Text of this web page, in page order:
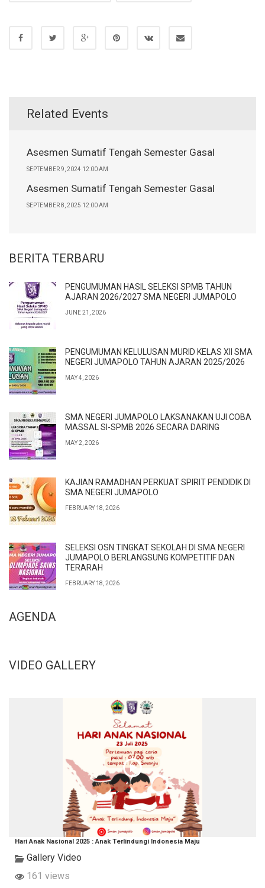
Related Events
Asesmen Sumatif Tengah Semester Gasal
SEPTEMBER 9, 2024 12:00 AM
Asesmen Sumatif Tengah Semester Gasal
SEPTEMBER 8, 2025 12:00 AM
BERITA TERBARU
PENGUMUMAN HASIL SELEKSI SPMB TAHUN
AJARAN 2026/2027 SMA NEGERI JUMAPOLO
JUNE 21, 2026
PENGUMUMAN KELULUSAN MURID KELAS XII SMA
NEGERI JUMAPOLO TAHUN AJARAN 2025/2026
MAY 4, 2026
SMA NEGERI JUMAPOLO LAKSANAKAN UJI COBA
MASSAL SI-SPMB 2026 SECARA DARING
MAY 2, 2026
KAJIAN RAMADHAN PERKUAT SPIRIT PENDIDIK DI
SMA NEGERI JUMAPOLO
FEBRUARY 18, 2026
SELEKSI OSN TINGKAT SEKOLAH DI SMA NEGERI
JUMAPOLO BERLANGSUNG KOMPETITIF DAN
TERARAH
FEBRUARY 18, 2026
AGENDA
VIDEO GALLERY
Hari Anak Nasional 2025 : Anak Terlindungi Indonesia Maju
Gallery Video
161 views